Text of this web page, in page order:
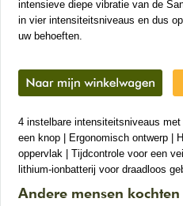
intensieve diepe vibratie van de
in vier intensiteitsniveaus en dus
uw behoeften.
4 instelbare intensiteitsniveaus
een knop | Ergonomisch ontwerp |
oppervlak | Tijdcontrole voor een
lithium-ionbatterij voor draadloos
Andere mensen